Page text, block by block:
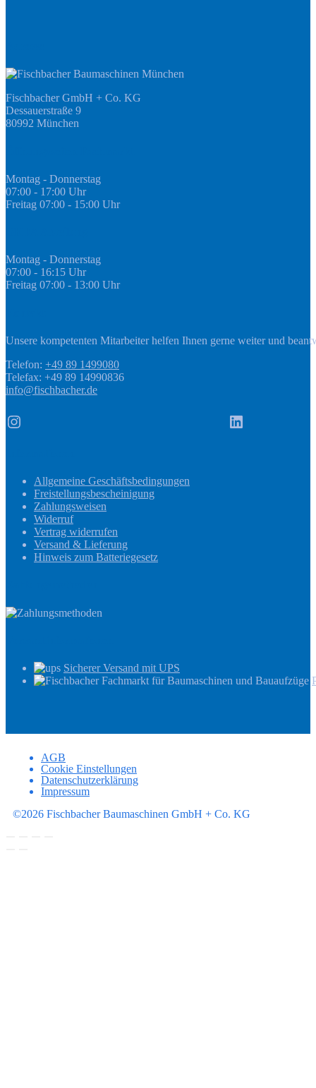
Fischbacher GmbH + Co. KG
Dessauerstraße 9
80992 München
Montag - Donnerstag
07:00 - 17:00 Uhr
Freitag 07:00 - 15:00 Uhr
Montag - Donnerstag
07:00 - 16:15 Uhr
Freitag 07:00 - 13:00 Uhr
Unsere kompetenten Mitarbeiter helfen Ihnen gerne weiter und
Telefon: +49 89 1499080
Telefax: +49 89 14990836
info@fischbacher.de
Instagram LinkedIn
Allgemeine Geschäftsbedingungen
Freistellungsbescheinigung
Zahlungsweisen
Widerruf
Vertrag widerrufen
Versand & Lieferung
Hinweis zum Batteriegesetz
Sicherer Versand mit UPS
AGB
Cookie Einstellungen
Datenschutzerklärung
Impressum
©2026 Fischbacher Baumaschinen GmbH + Co. KG